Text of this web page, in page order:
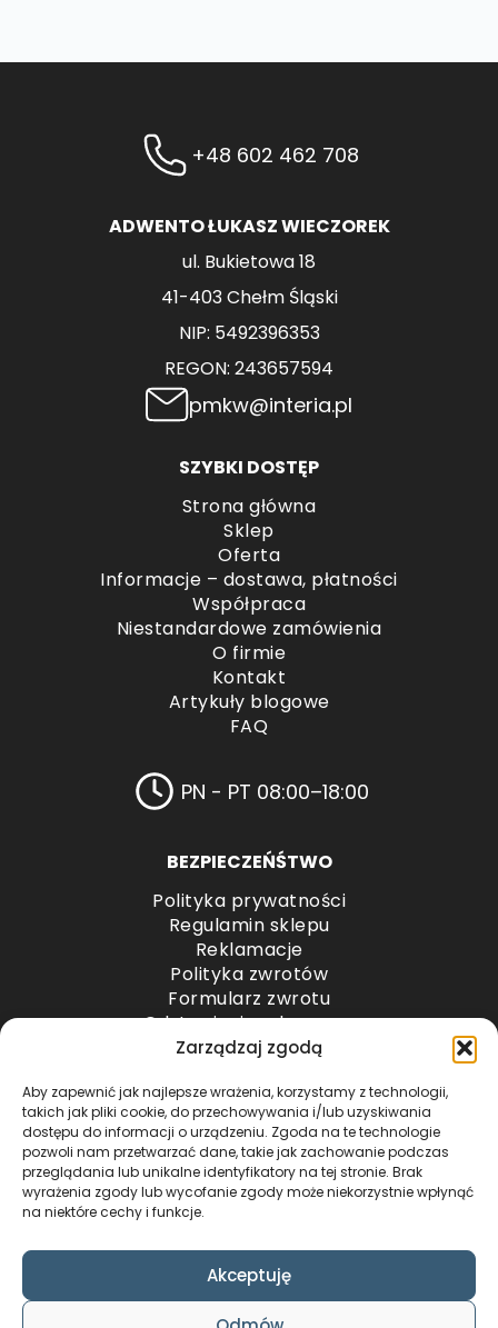
Zarządzaj zgodą
Aby zapewnić jak najlepsze wrażenia, korzystamy z technologii,
takich jak pliki cookie, do przechowywania i/lub uzyskiwania
dostępu do informacji o urządzeniu. Zgoda na te technologie
pozwoli nam przetwarzać dane, takie jak zachowanie podczas
przeglądania lub unikalne identyfikatory na tej stronie. Brak
wyrażenia zgody lub wycofanie zgody może niekorzystnie wpłynąć
na niektóre cechy i funkcje.
Akceptuję
+48 602 462 708
ADWENTO ŁUKASZ WIECZOREK
ul. Bukietowa 18
41-403 Chełm Śląski
NIP: 5492396353
REGON: 243657594
pmkw@interia.pl
SZYBKI DOSTĘP
Strona główna
Sklep
Oferta
Informacje – dostawa, płatności
Współpraca
Niestandardowe zamówienia
O firmie
Kontakt
Artykuły blogowe
FAQ
PN - PT 08:00–18:00
BEZPIECZEŃŚTWO
Polityka prywatności
Regulamin sklepu
Reklamacje
Polityka zwrotów
Formularz zwrotu
Odstąpienie od umowy
Odstąpienie od umowy – przesyłki paletowe
METODY PŁATNOŚCI
COPYRIGHT © 2024 by ADWENTO ŁUKASZ